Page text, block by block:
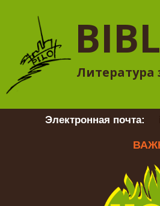
Литература
Электронная почта: